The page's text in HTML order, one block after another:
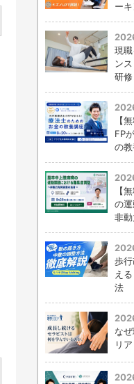
ー
現
ン
研修
【
FP
の
【
の
非
歩
え
法
な
リ